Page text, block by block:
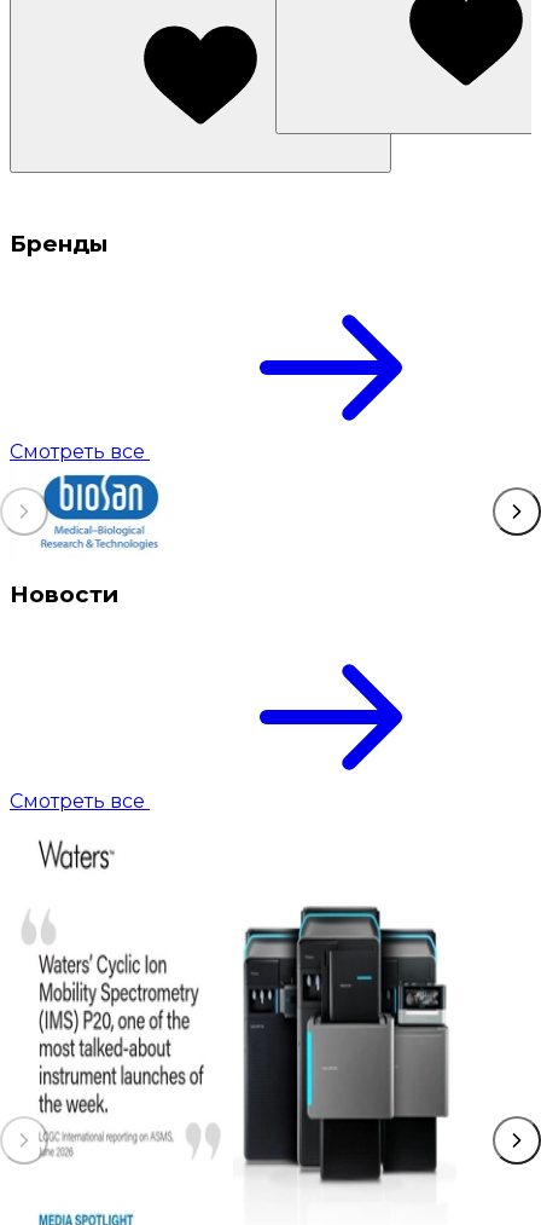
Бренды
Смотреть все
Новости
Смотреть все